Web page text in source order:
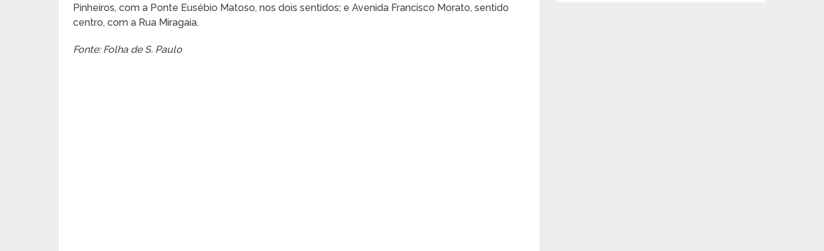
Pinheiros, com a Ponte Eusébio Matoso, nos dois sentidos; e Avenida Francisco Morato, sentido
centro, com a Rua Miragaia.
Fonte: Folha de S. Paulo